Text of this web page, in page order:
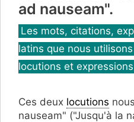
ad nauseam".
Catégories
Les mots, citations,
latins que nous
locutions et
Ces deux locutions
nauseam" ("Jusqu'à la